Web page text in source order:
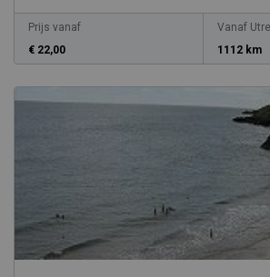
Prijs vanaf
€ 22,00
Vanaf
1112 km